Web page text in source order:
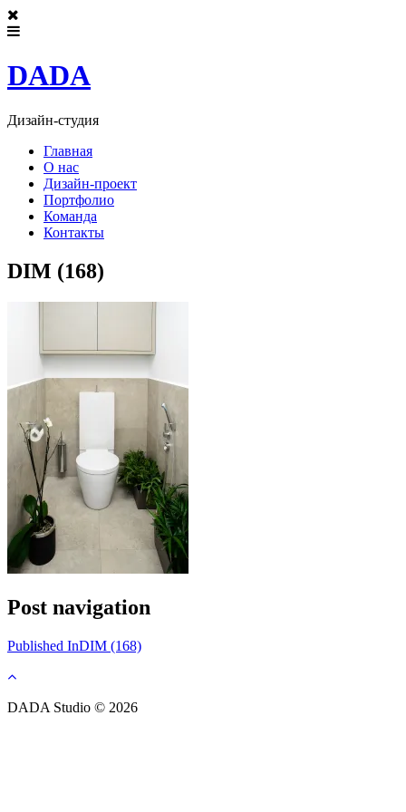
DADA
Дизайн-студия
Главная
О нас
Дизайн-проект
Портфолио
Команда
Контакты
DIM (168)
Post navigation
Published InDIM (168)
DADA Studio © 2026